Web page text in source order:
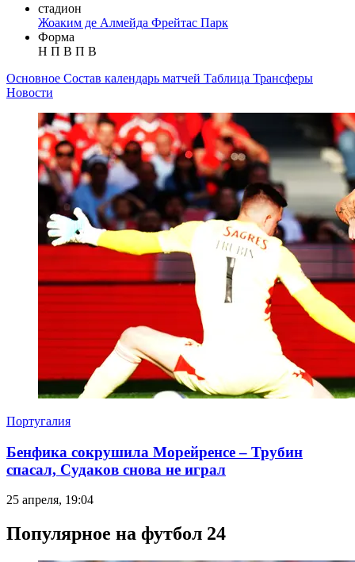
стадион
Жоаким де Алмейда Фрейтас Парк
Форма
Н П В П В
Основное Состав календарь матчей Таблица Трансферы
Новости
Португалия
Бенфика сокрушила Морейренсе – Трубин
спасал, Судаков снова не играл
25 апреля, 19:04
Популярное на футбол 24